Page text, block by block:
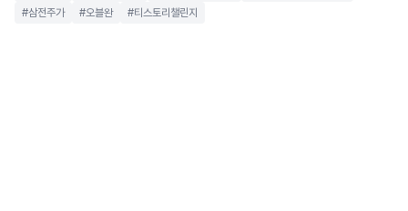
#삼전주가
#오블완 #티스토리챌린지